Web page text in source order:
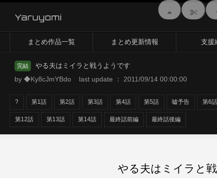
Yaruyomi
まとめ作品一覧 まとめ更新情報 支援
完結
やる夫はミイラと戦うようです
by ◆Ky8cJmYBdo last update ： 2011/09/14 00:00:00
? 第1話 第2話 第3話 第4話 第5話 嘘予告 第6話
第12話 第13話 第14話 最終話前編 最終話後編
やる夫はミイラと